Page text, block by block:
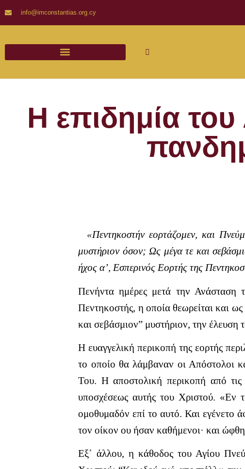
info@imconstantias.org.cy
Η επιδημία του
«Πεντηκοστήν εορτάζομεν, και
μυστήριον όσον; Ως μέγα τε και
ήχος α’, Εσπερινός Εορτής της
Πενήντα ημέρες μετά την Ανάσταση
Πεντηκοστής, η οποία θεωρείται και
και σεβάσμιον” μυστήριον, την
Η ευαγγελική περικοπή της εορτής
το οποίο θα λάμβαναν οι Απόστολοι
Του. Η αποστολική περικοπή από
υποσχέσεως αυτής του Χριστού. «Εν
ομοθυμαδόν επί το αυτό. Και εγένετο
τον οίκον ου ήσαν καθήμενοι· και
Εξ΄ άλλου, η κάθοδος του Αγίου